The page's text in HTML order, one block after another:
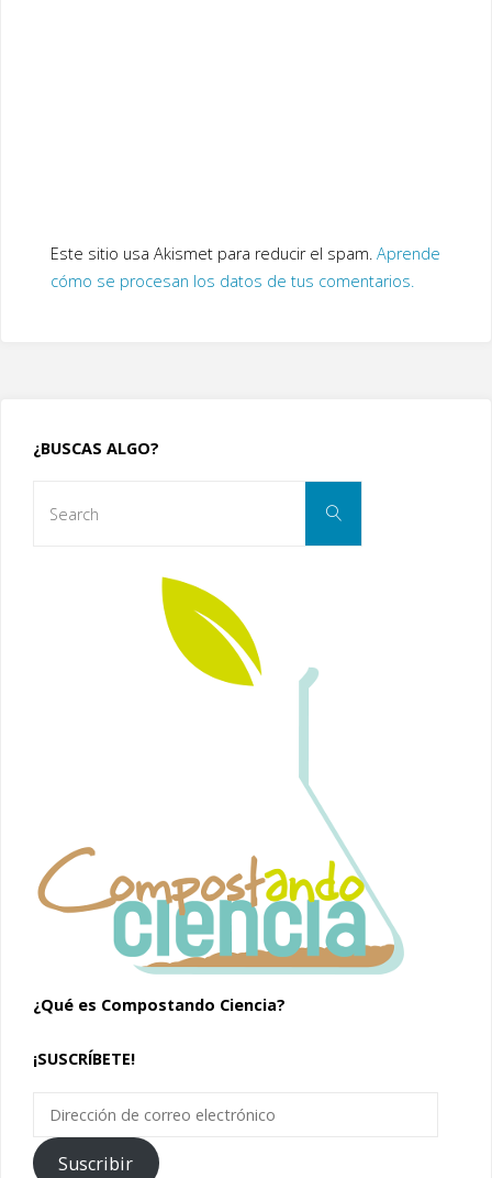
Este sitio usa Akismet para reducir el spam. Aprende
cómo se procesan los datos de tus comentarios.
¿BUSCAS ALGO?
Search
¿Qué es Compostando Ciencia?
¡SUSCRÍBETE!
correoSuscribir